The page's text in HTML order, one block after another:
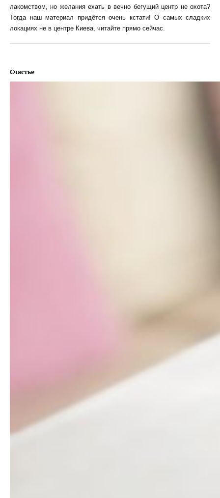
лакомством, но желания ехать в вечно бегущий центр не охота?
Тогда наш материал придётся очень кстати! О самых сладких
локациях не в центре Киева, читайте прямо сейчас.
Счастье